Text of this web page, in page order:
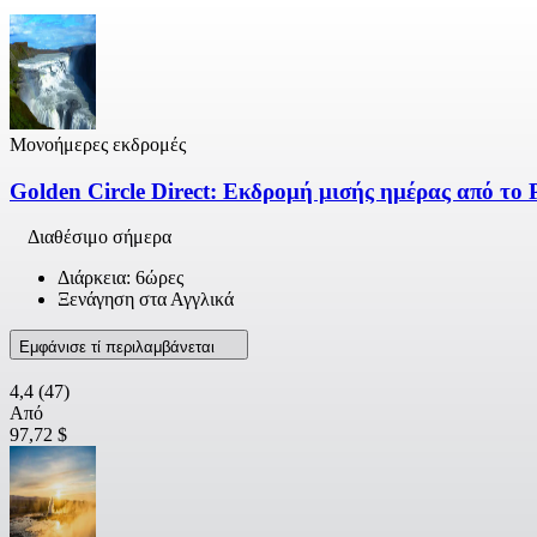
Μονοήμερες εκδρομές
Golden Circle Direct: Εκδρομή μισής ημέρας από το
Διαθέσιμο σήμερα
Διάρκεια: 6ώρες
Ξενάγηση στα Αγγλικά
Εμφάνισε τί περιλαμβάνεται
4,4 (47)
Από
97,72 $